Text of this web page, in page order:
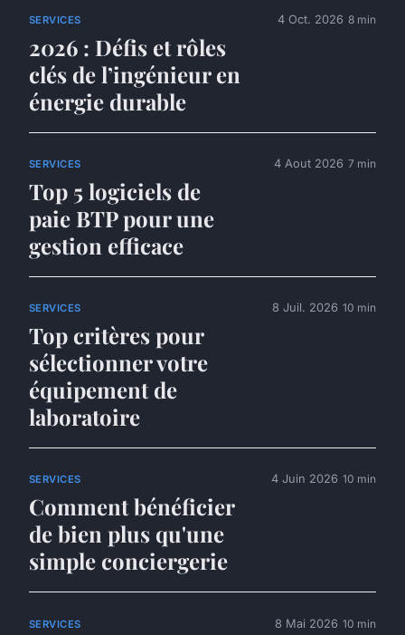
SERVICES
2026 : Défis et rôles
clés de l’ingénieur en
énergie durable
4 Oct. 2026 8 min
SERVICES
Top 5 logiciels de
paie BTP pour une
gestion efficace
4 Aout 2026 7 min
SERVICES
Top critères pour
sélectionner votre
équipement de
laboratoire
8 Juil. 2026 10 min
SERVICES
Comment bénéficier
de bien plus qu'une
simple conciergerie
4 Juin 2026 10 min
SERVICES 8 Mai 2026 10 min